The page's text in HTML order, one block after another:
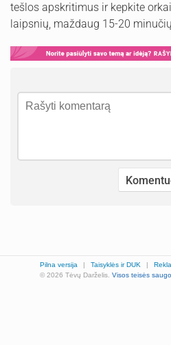
tešlos apskritimus ir kepkite
laipsnių, maždaug 15-20
Pilna versija | Taisyklės ir DUK |
© 2026 Tėvų Darželis. Visos teisės